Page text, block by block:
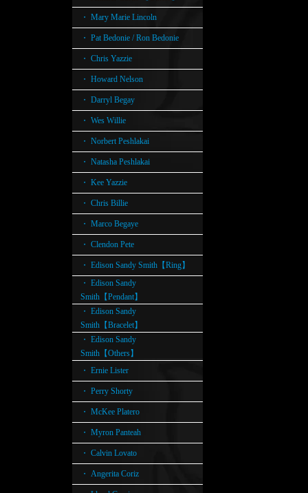
・ Mary Marie Lincoln
・ Pat Bedonie / Ron Bedonie
・ Chris Yazzie
・ Howard Nelson
・ Darryl Begay
・ Wes Willie
・ Norbert Peshlakai
・ Natasha Peshlakai
・ Kee Yazzie
・ Chris Billie
・ Marco Begaye
・ Clendon Pete
・ Edison Sandy Smith【Ring】
・ Edison Sandy
Smith【Pendant】
・ Edison Sandy
Smith【Bracelet】
・ Edison Sandy
Smith【Others】
・ Ernie Lister
・ Perry Shorty
・ McKee Platero
・ Myron Panteah
・ Calvin Lovato
・ Angerita Coriz